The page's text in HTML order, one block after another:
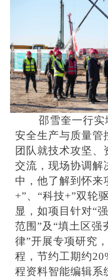
邵雪奎一行实
安全生产与质量管
团队就技术攻坚、
交流，现场协调解
中，他了解到怀来
+”、“科技+”双轮
显，如项目针对“
范围”及“填土区强
律”开展专项研究
程，节约工期约
程资料智能编辑系